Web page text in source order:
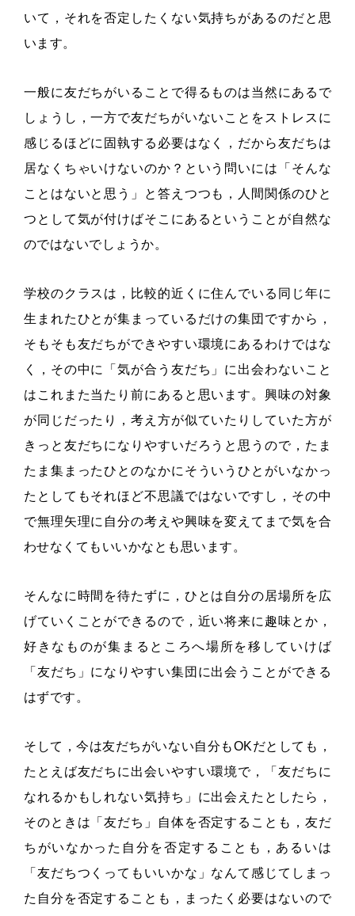
いて，それを否定したくない気持ちがあるのだと思
います。
一般に友だちがいることで得るものは当然にあるで
しょうし，一方で友だちがいないことをストレスに
感じるほどに固執する必要はなく，だから友だちは
居なくちゃいけないのか？という問いには「そんな
ことはないと思う」と答えつつも，人間関係のひと
つとして気が付けばそこにあるということが自然な
のではないでしょうか。
学校のクラスは，比較的近くに住んでいる同じ年に
生まれたひとが集まっているだけの集団ですから，
そもそも友だちができやすい環境にあるわけではな
く，その中に「気が合う友だち」に出会わないこと
はこれまた当たり前にあると思います。興味の対象
が同じだったり，考え方が似ていたりしていた方が
きっと友だちになりやすいだろうと思うので，たま
たま集まったひとのなかにそういうひとがいなかっ
たとしてもそれほど不思議ではないですし，その中
で無理矢理に自分の考えや興味を変えてまで気を合
わせなくてもいいかなとも思います。
そんなに時間を待たずに，ひとは自分の居場所を広
げていくことができるので，近い将来に趣味とか，
好きなものが集まるところへ場所を移していけば
「友だち」になりやすい集団に出会うことができる
はずです。
そして，今は友だちがいない自分もOKだとしても，
たとえば友だちに出会いやすい環境で，「友だちに
なれるかもしれない気持ち」に出会えたとしたら，
そのときは「友だち」自体を否定することも，友だ
ちがいなかった自分を否定することも，あるいは
「友だちつくってもいいかな」なんて感じてしまっ
た自分を否定することも，まったく必要はないので